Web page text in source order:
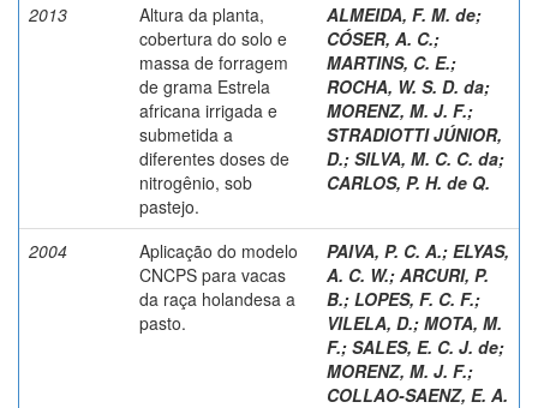
2013
Altura da planta,
cobertura do solo e
massa de forragem
de grama Estrela
africana irrigada e
submetida a
diferentes doses de
nitrogênio, sob
pastejo.
ALMEIDA, F. M. de;
CÓSER, A. C.;
MARTINS, C. E.;
ROCHA, W. S. D. da;
MORENZ, M. J. F.;
STRADIOTTI JÚNIOR,
D.; SILVA, M. C. C. da;
CARLOS, P. H. de Q.
2004
Aplicação do modelo
CNCPS para vacas
da raça holandesa a
pasto.
PAIVA, P. C. A.; ELYAS,
A. C. W.; ARCURI, P.
B.; LOPES, F. C. F.;
VILELA, D.; MOTA, M.
F.; SALES, E. C. J. de;
MORENZ, M. J. F.;
COLLAO-SAENZ, E. A.